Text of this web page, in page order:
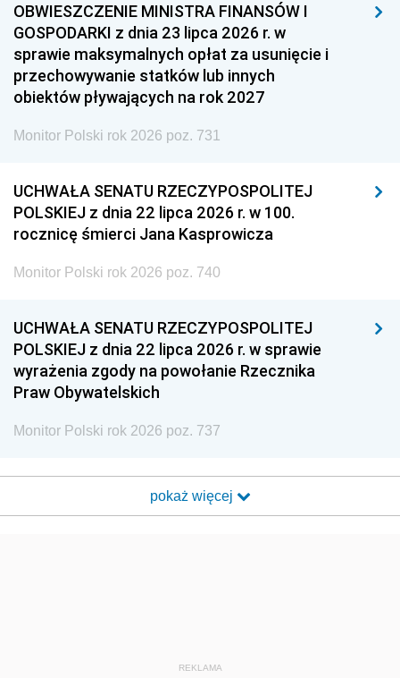
OBWIESZCZENIE MINISTRA FINANSÓW I
GOSPODARKI z dnia 23 lipca 2026 r. w
sprawie maksymalnych opłat za usunięcie i
przechowywanie statków lub innych
obiektów pływających na rok 2027
Monitor Polski rok 2026 poz. 731
UCHWAŁA SENATU RZECZYPOSPOLITEJ
POLSKIEJ z dnia 22 lipca 2026 r. w 100.
rocznicę śmierci Jana Kasprowicza
Monitor Polski rok 2026 poz. 740
UCHWAŁA SENATU RZECZYPOSPOLITEJ
POLSKIEJ z dnia 22 lipca 2026 r. w sprawie
wyrażenia zgody na powołanie Rzecznika
Praw Obywatelskich
Monitor Polski rok 2026 poz. 737
pokaż więcej
REKLAMA